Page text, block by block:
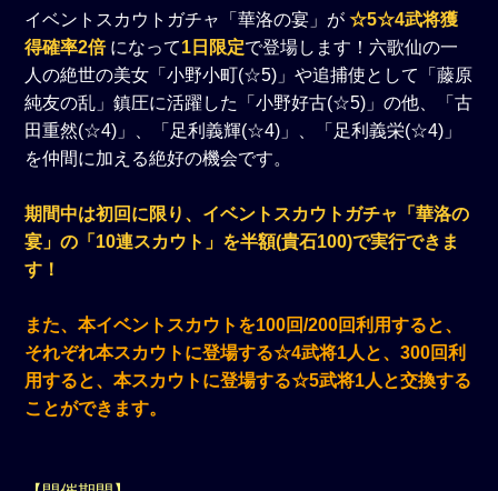
イベントスカウトガチャ「華洛の宴」が☆5☆4武将獲
得確率2倍 になって1日限定で登場します！六歌仙の一
人の絶世の美女「小野小町(☆5)」や追捕使として「藤原
純友の乱」鎮圧に活躍した「小野好古(☆5)」の他、「古
田重然(☆4)」、「足利義輝(☆4)」、「足利義栄(☆4)」
を仲間に加える絶好の機会です。
期間中は初回に限り、イベントスカウトガチャ「華洛の
宴」の「10連スカウト」を半額(貴石100)で実行できま
す！
また、本イベントスカウトを100回/200回利用すると、
それぞれ本スカウトに登場する☆4武将1人と、300回利
用すると、本スカウトに登場する☆5武将1人と交換する
ことができます。